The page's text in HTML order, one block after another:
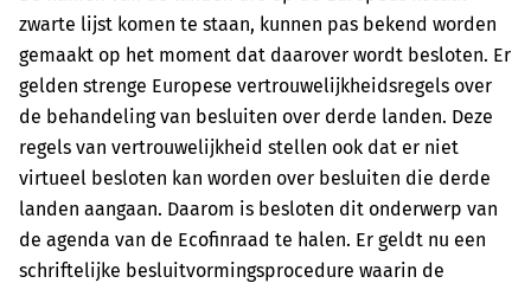
zwarte lijst komen te staan, kunnen pas bekend worden
gemaakt op het moment dat daarover wordt besloten. Er
gelden strenge Europese vertrouwelijkheidsregels over
de behandeling van besluiten over derde landen. Deze
regels van vertrouwelijkheid stellen ook dat er niet
virtueel besloten kan worden over besluiten die derde
landen aangaan. Daarom is besloten dit onderwerp van
de agenda van de Ecofinraad te halen. Er geldt nu een
schriftelijke besluitvormingsprocedure waarin de